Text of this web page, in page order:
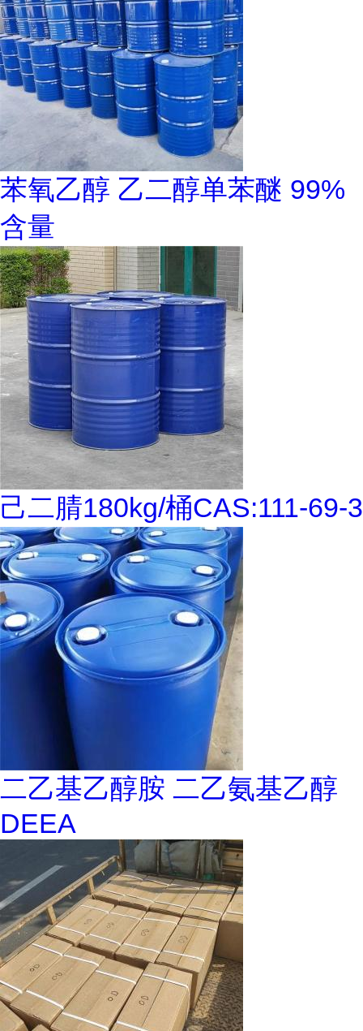
苯氧乙醇 乙二醇单苯醚 99%
含量
己二腈180kg/桶CAS:111-69-3
二乙基乙醇胺 二乙氨基乙醇
DEEA